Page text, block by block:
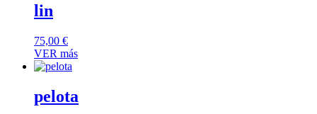
lin
75,00 €
VER más
pelota